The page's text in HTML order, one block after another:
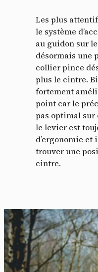
Les plus
le système
au guidon sur
désormais une
collier pince
plus le cintre.
fortement
point car le
pas optimal sur
le levier est
d’ergonomie
trouver une
cintre.